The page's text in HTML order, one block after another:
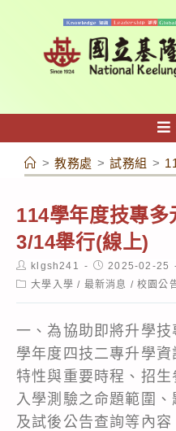
容
> 教務處 > 試務組 >
114學年度技專
3/14舉行(線上)
Post
author:
klgsh241
Post
published:
2025-02-25
Post大學入學 / 最新消息 / 校園公
一、為協助即將升學
學年度四技二專升學
特性與重要時程、招
入學測驗之命題範圍
及試後公告查詢等內